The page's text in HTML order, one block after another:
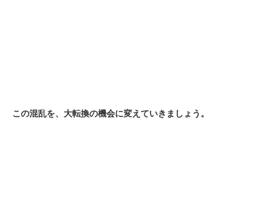
この混乱を、大転換の機会に変えていきましょう。